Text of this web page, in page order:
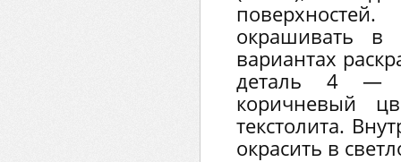
окрашивать в
вариантах
деталь 4 —
коричневый
текстолита.
окрасить в